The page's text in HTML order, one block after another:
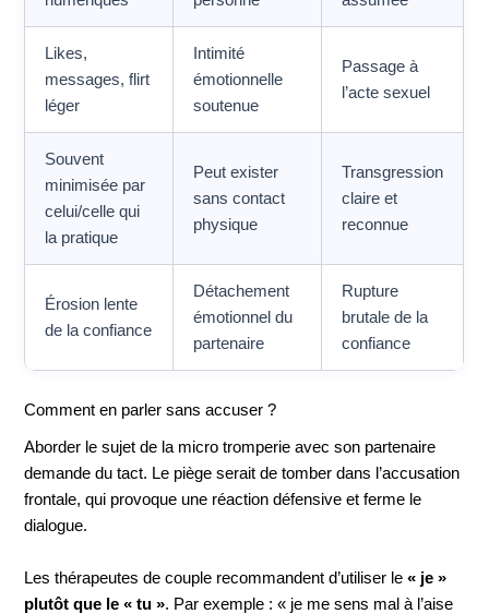
Likes,
messages, flirt
léger
Intimité
émotionnelle
soutenue
Passage à
l’acte sexuel
Souvent
minimisée par
celui/celle qui
la pratique
Peut exister
sans contact
physique
Transgression
claire et
reconnue
Érosion lente
de la confiance
Détachement
émotionnel du
partenaire
Rupture
brutale de la
confiance
Comment en parler sans accuser ?
Aborder le sujet de la micro tromperie avec son partenaire
demande du tact. Le piège serait de tomber dans l’accusation
frontale, qui provoque une réaction défensive et ferme le
dialogue.
Les thérapeutes de couple recommandent d’utiliser le« je »
plutôt que le « tu ». Par exemple : « je me sens mal à l’aise